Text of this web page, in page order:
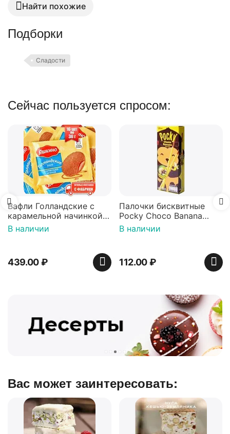
Найти похожие
Подборки
Сладости
Сейчас пользуется спросом:
с
Палочки бисквитные
Pocky Choco Banana
25гр
В наличии
112.00
Вафли Коровка, c
шоколадной
150 г
В наличии
74.00₽
Вас может заинтересовать: